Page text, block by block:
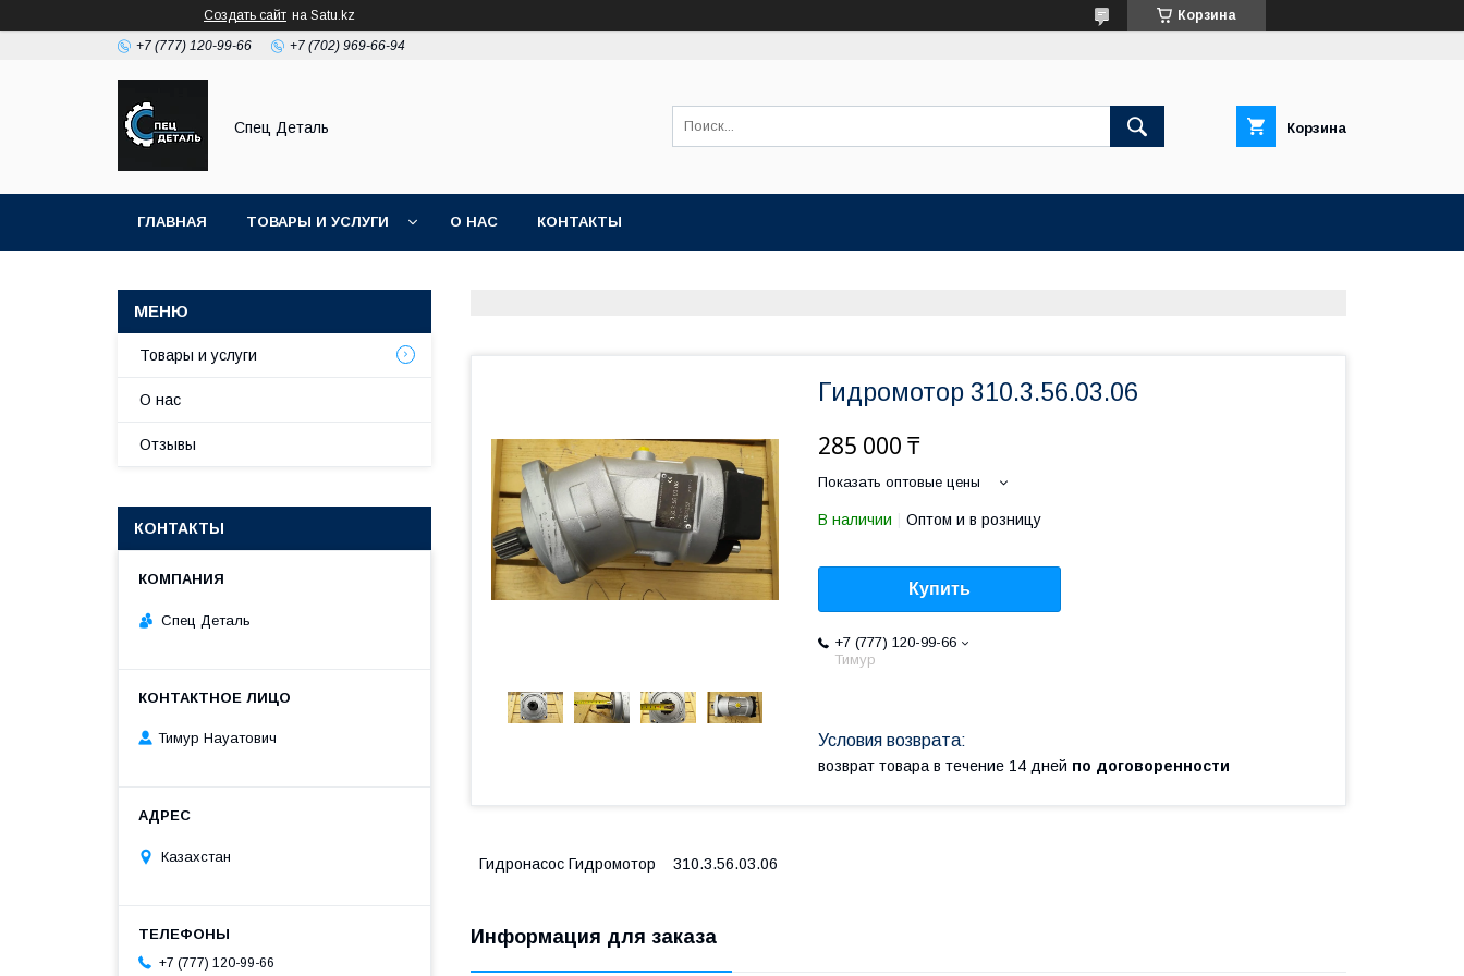
Создать сайт на Satu.kz Корзина
+7 (777) 120-99-66 +7 (702) 969-66-94
Спец Деталь Корзина
ГЛАВНАЯ ТОВАРЫ И УСЛУГИ О НАС КОНТАКТЫ
Гидромотор 310.3.56.03.06
285 000 ₸
Показать оптовые цены
В наличии Оптом и в розницу
Купить
+7 (777) 120-99-66
Тимур
возврат товара в течение 14 дней по договоренности
Гидронасос Гидромотор 310.3.56.03.06
Информация для заказа
Товары и услуги
О нас
Отзывы
КОНТАКТЫ
Спец Деталь
Тимур Науатович
Казахстан
+7 (777) 120-99-66